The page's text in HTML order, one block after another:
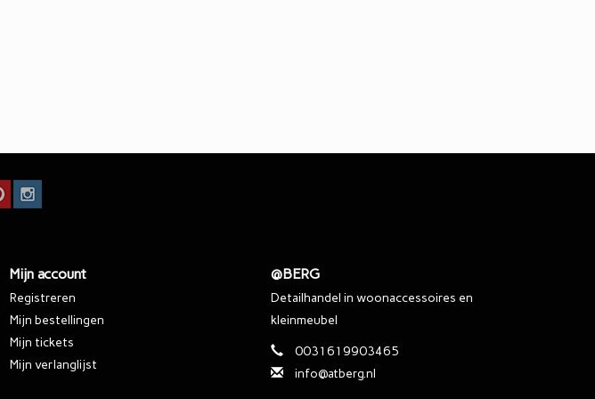
Mijn account
Registreren
Mijn bestellingen
Mijn tickets
Mijn verlanglijst
@BERG
Detailhandel in woonaccessoires en
kleinmeubel
0031619903465
info@atberg.nl